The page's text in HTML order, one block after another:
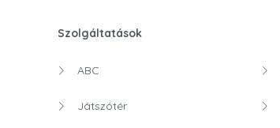
Szolgáltatások
ABC
Játszótér